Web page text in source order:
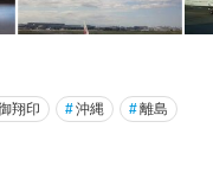
翔印 #沖縄 #離島